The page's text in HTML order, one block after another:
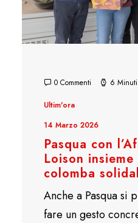
0 Commenti 6 Minuti
Ultim'ora
14 Marzo 2026
Pasqua con
Loison insieme
colomba
Anche a Pasqua si
fare un gesto